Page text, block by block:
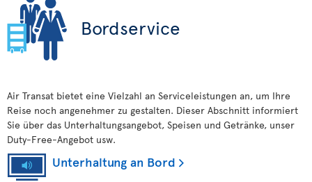
Bordservice
Air Transat bietet eine Vielzahl an Serviceleistungen an, um Ihre
Reise noch angenehmer zu gestalten. Dieser Abschnitt informiert
Sie über das Unterhaltungsangebot, Speisen und Getränke, unser
Duty-Free-Angebot usw.
Unterhaltung an Bord